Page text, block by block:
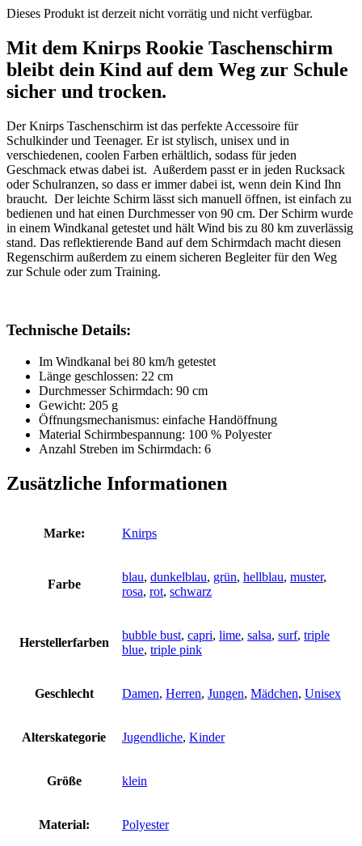
Dieses Produkt ist derzeit nicht vorrätig und nicht verfügbar.
Mit dem Knirps Rookie Taschenschirm
bleibt dein Kind auf dem Weg zur Schule
sicher und trocken.
Der Knirps Taschenschirm ist das perfekte Accessoire für
Schulkinder und Teenager. Er ist stylisch, unisex und in
verschiedenen, coolen Farben erhältlich, sodass für jeden
Geschmack etwas dabei ist. Außerdem passt er in jeden Rucksack
oder Schulranzen, so dass er immer dabei ist, wenn dein Kind Ihn
braucht. Der leichte Schirm lässt sich manuell öffnen, ist einfach zu
bedienen und hat einen Durchmesser von 90 cm. Der Schirm wurde
in einem Windkanal getestet und hält Wind bis zu 80 km zuverlässig
stand. Das reflektierende Band auf dem Schirmdach macht diesen
Regenschirm außerdem zu einem sicheren Begleiter für den Weg
zur Schule oder zum Training.
Technische Details:
Im Windkanal bei 80 km/h getestet
Länge geschlossen: 22 cm
Durchmesser Schirmdach: 90 cm
Gewicht: 205 g
Öffnungsmechanismus: einfache Handöffnung
Material Schirmbespannung: 100 % Polyester
Anzahl Streben im Schirmdach: 6
Zusätzliche Informationen
Marke: Knirps
Farbe
blau, dunkelblau, grün, hellblau, muster,
rosa, rot, schwarz
Herstellerfarben
bubble bust, capri, lime, salsa, surf, triple
blue, triple pink
Geschlecht Damen, Herren, Jungen, Mädchen, Unisex
Alterskategorie Jugendliche, Kinder
Größe klein
Material: Polyester